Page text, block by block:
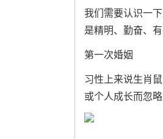
我们需要认识一
是精明、勤奋、
第一次婚姻
习性上来说生肖
或个人成长而忽